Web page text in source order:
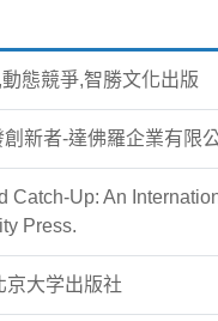
態競爭,智勝文化出版
新者-達佛羅企業有限
Catch-Up: An
Press.
京大学出版社